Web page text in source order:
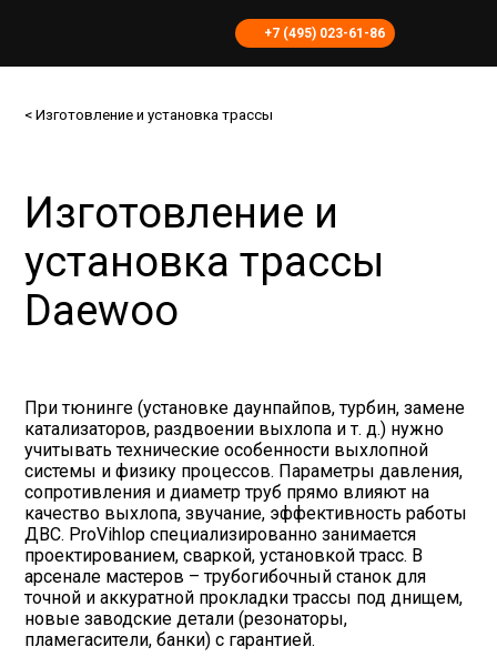
+7 (495) 023-61-86
Изготовление и установка трассы
Изготовление и
установка трассы
Daewoo
При тюнинге (установке даунпайпов, турбин, замене
катализаторов, раздвоении выхлопа и т. д.) нужно
учитывать технические особенности выхлопной
системы и физику процессов. Параметры давления,
сопротивления и диаметр труб прямо влияют на
качество выхлопа, звучание, эффективность работы
ДВС. ProVihlop специализированно занимается
проектированием, сваркой, установкой трасс. В
арсенале мастеров – трубогибочный станок для
точной и аккуратной прокладки трассы под днищем,
новые заводские детали (резонаторы,
пламегасители, банки) с гарантией.